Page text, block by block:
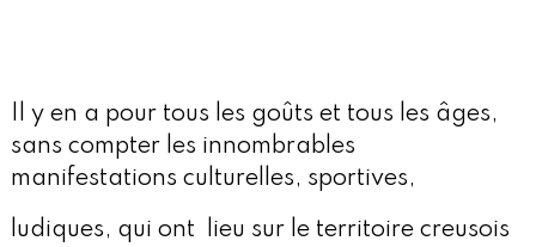
Il y en a pour tous les goûts et tous les âges,
sans compter les innombrables
manifestations culturelles, sportives,
ludiques, qui ont lieu sur le territoire creusois